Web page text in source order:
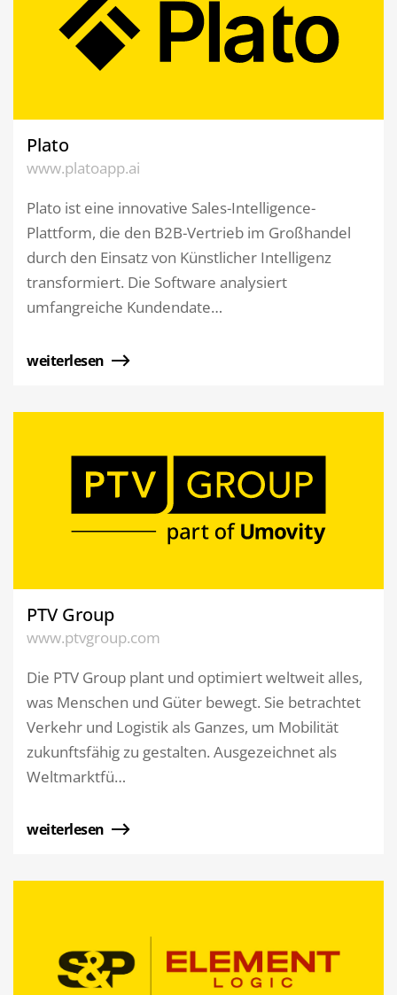
Plato
www.platoapp.ai
Plato ist eine innovative Sales-Intelligence-
Plattform, die den B2B-Vertrieb im Großhandel
durch den Einsatz von Künstlicher Intelligenz
transformiert. Die Software analysiert
umfangreiche Kundendate…
weiterlesen
PTV Group
www.ptvgroup.com
Die PTV Group plant und optimiert weltweit alles,
was Menschen und Güter bewegt. Sie betrachtet
Verkehr und Logistik als Ganzes, um Mobilität
zukunftsfähig zu gestalten. Ausgezeichnet als
Weltmarktfü…
weiterlesen